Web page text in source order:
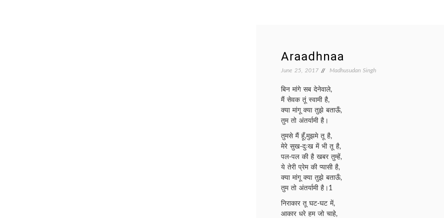
Araadhnaa
June 25, 2017 Madhusudan Singh
बिन मांगे सब देनेवाले,
मैं सेवक तूं स्वामी है,
क्या मांगू क्या तुझे बताऊँ,
तुम तो अंतर्यामी है।
तुमसे मैं हूँ,मुझमे तू है,
मेरे सुख-दुःख में भी तू है,
पल-पल की है खबर तुम्हें,
ये तेरी प्रेम की प्यासी है,
क्या मांगू क्या तुझे बताऊँ,
तुम तो अंतर्यामी है।1
निराकार तू घट-घट में,
आकार धरे हम जो चाहे,